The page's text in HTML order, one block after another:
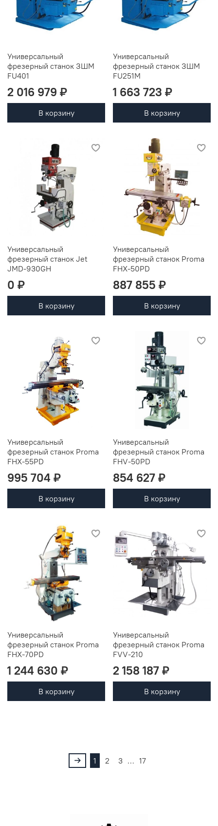
Универсальный
фрезерный станок ЗШМ
FU401
2 016 979 ₽
В корзину
Универсальный
фрезерный станок ЗШМ
FU251M
1 663 723 ₽
В корзину
Универсальный
фрезерный станок Jet
JMD-930GH
0 ₽
В корзину
Универсальный
фрезерный станок Proma
FHX-50PD
887 855 ₽
В корзину
Универсальный
фрезерный станок Proma
FHX-55PD
995 704 ₽
В корзину
Универсальный
фрезерный станок Proma
FHV-50PD
854 627 ₽
В корзину
Универсальный
фрезерный станок Proma
FHX-70PD
1 244 630 ₽
В корзину
Универсальный
фрезерный станок Proma
FVV-210
2 158 187 ₽
В корзину
1 2 3 … 17